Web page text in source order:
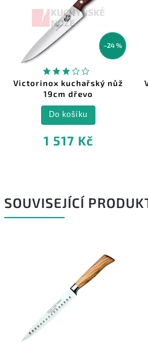
–24 %
Victorinox kuchařský nůž
19cm dřevo
1 517 Kč
Do košíku
SOUVISEJÍCÍ